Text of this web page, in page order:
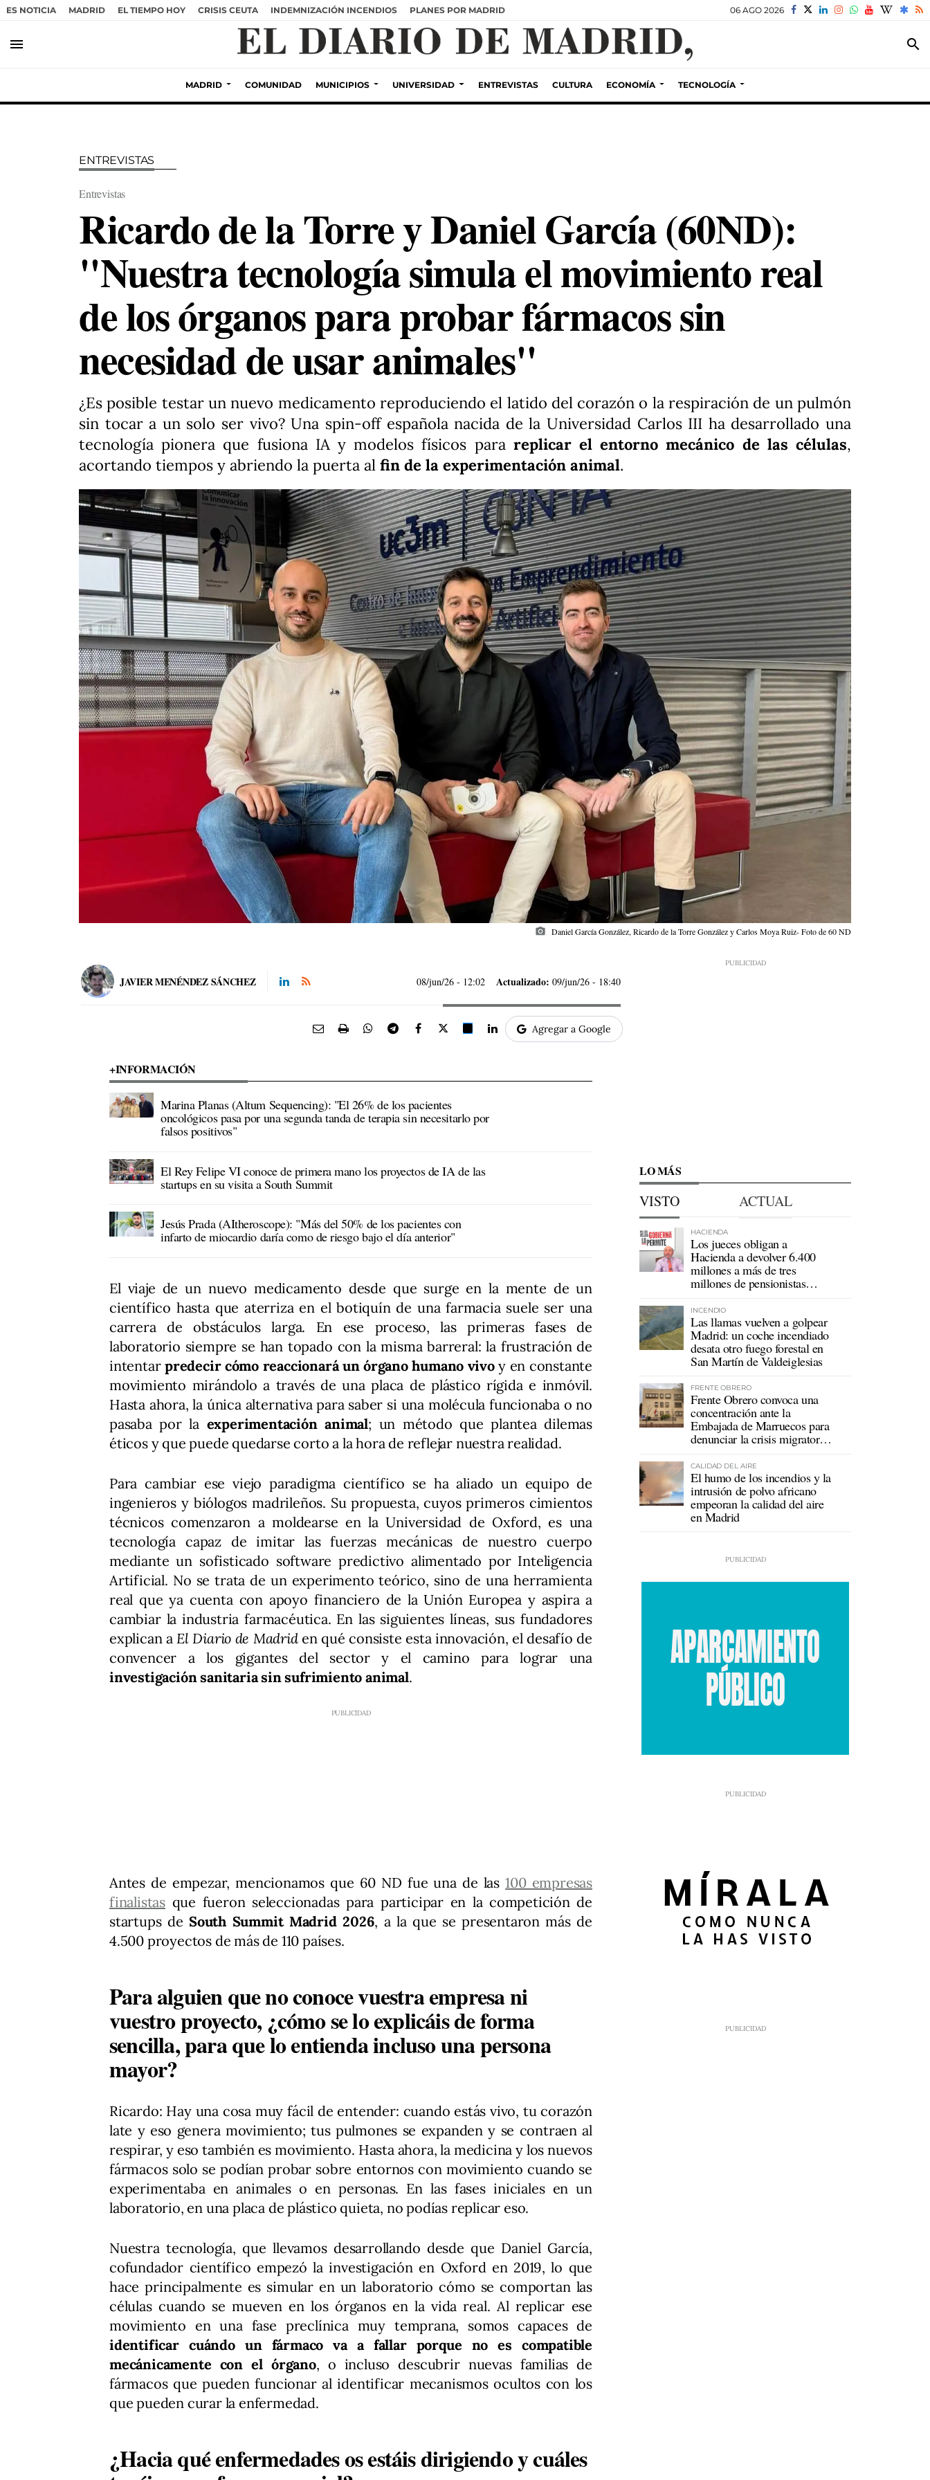
ES NOTICIA MADRID EL TIEMPO HOY CRISIS CEUTA INDEMNIZACIÓN INCENDIOS PLANES POR MADRID 06 AGO 2026
menu search
MADRID COMUNIDAD MUNICIPIOS UNIVERSIDAD ENTREVISTAS CULTURA ECONOMÍA TECNOLOGÍA
ENTREVISTAS
Entrevistas
Ricardo de la Torre y Daniel García (60ND):
"Nuestra tecnología simula el movimiento real
de los órganos para probar fármacos sin
necesidad de usar animales"
¿Es posible testar un nuevo medicamento reproduciendo el latido del corazón o la respiración de un pulmón
sin tocar a un solo ser vivo? Una spin-off española nacida de la Universidad Carlos III ha desarrollado una
tecnología pionera que fusiona IA y modelos físicos para replicar el entorno mecánico de las células,
acortando tiempos y abriendo la puerta al fin de la experimentación animal.
photo_camera Daniel García González, Ricardo de la Torre González y Carlos Moya Ruiz- Foto de 60 ND
JAVIER MENÉNDEZ SÁNCHEZ 08/jun/26 - 12:02 Actualizado: 09/jun/26 - 18:40
Agregar a Google
+INFORMACIÓN
Marina Planas (Altum Sequencing): "El 26% de los pacientes
oncológicos pasa por una segunda tanda de terapia sin necesitarlo por
falsos positivos"
El Rey Felipe VI conoce de primera mano los proyectos de IA de las
startups en su visita a South Summit
Jesús Prada (AItheroscope): "Más del 50% de los pacientes con
infarto de miocardio daría como de riesgo bajo el día anterior"
El viaje de un nuevo medicamento desde que surge en la mente de un
científico hasta que aterriza en el botiquín de una farmacia suele ser una
carrera de obstáculos larga. En ese proceso, las primeras fases de
laboratorio siempre se han topado con la misma barreral: la frustración de
intentar predecir cómo reaccionará un órgano humano vivoy en constante
movimiento mirándolo a través de una placa de plástico rígida e inmóvil.
Hasta ahora, la única alternativa para saber si una molécula funcionaba o no
pasaba por la experimentación animal; un método que plantea dilemas
éticos y que puede quedarse corto a la hora de reflejar nuestra realidad.
Para cambiar ese viejo paradigma científico se ha aliado un equipo de
ingenieros y biólogos madrileños. Su propuesta, cuyos primeros cimientos
técnicos comenzaron a moldearse en la Universidad de Oxford, es una
tecnología capaz de imitar las fuerzas mecánicas de nuestro cuerpo
mediante un sofisticado software predictivo alimentado por Inteligencia
Artificial. No se trata de un experimento teórico, sino de una herramienta
real que ya cuenta con apoyo financiero de la Unión Europea y aspira a
cambiar la industria farmacéutica. En las siguientes líneas, sus fundadores
explican a El Diario de Madriden qué consiste esta innovación, el desafío de
convencer a los gigantes del sector y el camino para lograr una
investigación sanitaria sin sufrimiento animal.
Antes de empezar, mencionamos que 60 ND fue una de las100 empresas
finalistas que fueron seleccionadas para participar en la competición de
startups deSouth Summit Madrid 2026, a la que se presentaron más de
4.500 proyectos de más de 110 países.
Para alguien que no conoce vuestra empresa ni
vuestro proyecto, ¿cómo se lo explicáis de forma
sencilla, para que lo entienda incluso una persona
mayor?
Ricardo: Hay una cosa muy fácil de entender: cuando estás vivo, tu corazón
late y eso genera movimiento; tus pulmones se expanden y se contraen al
respirar, y eso también es movimiento. Hasta ahora, la medicina y los nuevos
fármacos solo se podían probar sobre entornos con movimiento cuando se
experimentaba en animales o en personas. En las fases iniciales en un
laboratorio, en una placa de plástico quieta, no podías replicar eso.
Nuestra tecnología, que llevamos desarrollando desde que Daniel García,
cofundador científico empezó la investigación en Oxford en 2019, lo que
hace principalmente es simular en un laboratorio cómo se comportan las
células cuando se mueven en los órganos en la vida real. Al replicar ese
movimiento en una fase preclínica muy temprana, somos capaces de
identificar cuándo un fármaco va a fallar porque no es compatible
mecánicamente con el órgano, o incluso descubrir nuevas familias de
fármacos que pueden funcionar al identificar mecanismos ocultos con los
que pueden curar la enfermedad.
¿Hacia qué enfermedades os estáis dirigiendo y cuáles
LO MÁS
VISTO ACTUAL
HACIENDA
Los jueces obligan a
Hacienda a devolver 6.400
millones a más de tres
millones de pensionistas
INCENDIO
Las llamas vuelven a golpear
Madrid: un coche incendiado
desata otro fuego forestal en
San Martín de Valdeiglesias
FRENTE OBRERO
Frente Obrero convoca una
concentración ante la
Embajada de Marruecos para
denunciar la crisis migratoria
CALIDAD DEL AIRE
El humo de los incendios y la
intrusión de polvo africano
empeoran la calidad del aire
en Madrid